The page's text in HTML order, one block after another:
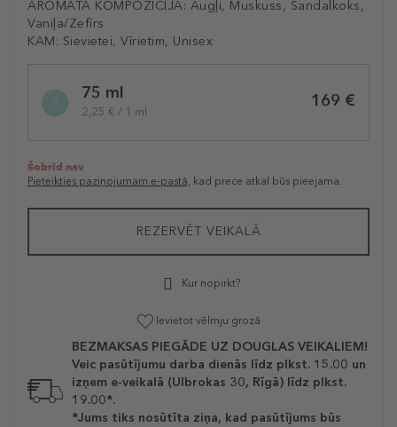
AROMĀTA KOMPOZĪCIJA: Augļi, Muskuss, Sandalkoks,
Vaniļa/Zefīrs
KAM: Sievietei, Vīrietim, Unisex
no
variation75 ml
2,25 € / 1 ml
169 €
Šobrīd nav
Pieteikties paziņojumam e-pastā, kad prece atkal būs pieejama.
REZERVĒT VEIKALĀ
Kur nopirkt?
Ievietot vēlmju grozā
BEZMAKSAS PIEGĀDE UZ DOUGLAS VEIKALIEM!
Veic pasūtījumu darba dienās līdz plkst. 15.00 un
izņem e-veikalā (Ulbrokas 30, Rīgā) līdz plkst.
19.00*.
*Jums tiks nosūtīta ziņa, kad pasūtījums būs